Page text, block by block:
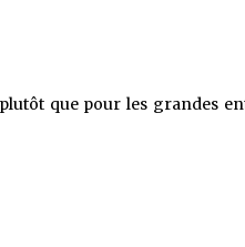
que pour les grandes